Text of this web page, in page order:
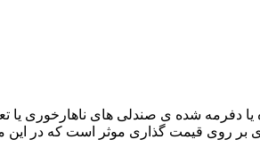
دفرمه شده ی صندلی های ناهارخوری
بر روی قیمت گذاری موثر است که در